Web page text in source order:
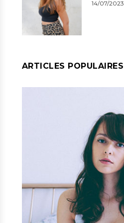
14/07/2023
ARTICLES POPULAIRES